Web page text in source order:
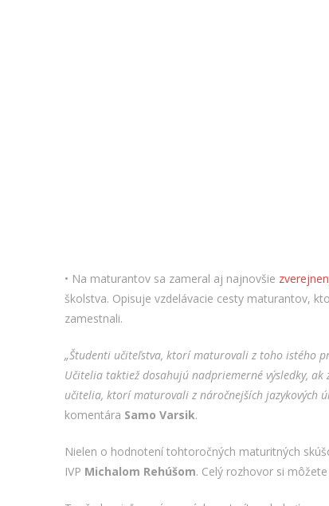
• Na maturantov sa zameral aj najnovšie
školstva. Opisuje vzdelávacie cesty maturantov,
zamestnali.
„Študenti učiteľstva, ktorí maturovali z toho istého
Učitelia taktiež dosahujú nadpriemerné výsledky,
učitelia, ktorí maturovali z náročnejších jazykových
komentára Samo Varsik.
Nielen o hodnotení tohtoročných maturitných
IVP Michalom Rehúšom. Celý rozhovor si